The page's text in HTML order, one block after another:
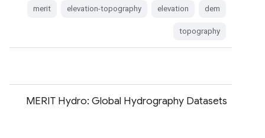
dem
elevation
elevation-topography
merit
topography
MERIT Hydro: Global Hydrography Datasets